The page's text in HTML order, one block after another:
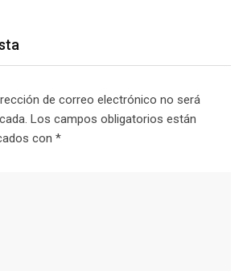
de correo electrónico no será
Los campos obligatorios están
con *